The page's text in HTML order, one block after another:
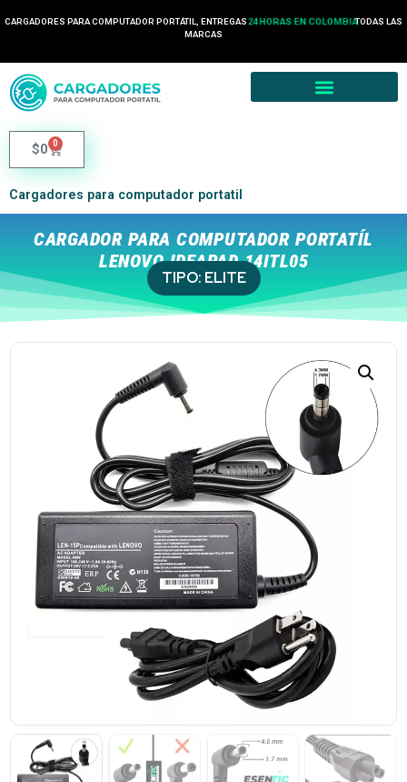
CARGADORES PARA COMPUTADOR PORTÁTIL, ENTREGAS 2 HORA EN MEDELLÍN
24 HORAS EN COLOMBIATODAS LAS
MARCAS
$0 0
Cargadores para computador portatil
CARGADOR PARA COMPUTADOR PORTATÍL
LENOVO IDEAPAD 14ITL05
TIPO: ELITE